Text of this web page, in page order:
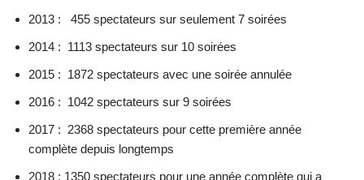
2013 : 455 spectateurs sur seulement 7 soirées
2014 : 1113 spectateurs sur 10 soirées
2015 : 1872 spectateurs avec une soirée annulée
2016 : 1042 spectateurs sur 9 soirées
2017 : 2368 spectateurs pour cette première année
complète depuis longtemps
2018 : 1350 spectateurs pour une année complète qui a